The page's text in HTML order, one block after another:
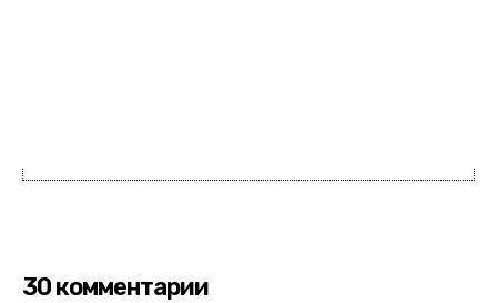
30 комментарии